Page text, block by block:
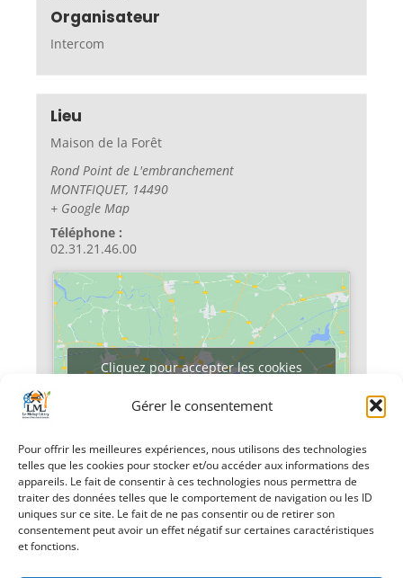
Gérer le consentement
Pour offrir les meilleures expériences, nous utilisons des technologies
telles que les cookies pour stocker et/ou accéder aux informations des
appareils. Le fait de consentir à ces technologies nous permettra de
traiter des données telles que le comportement de navigation ou les ID
uniques sur ce site. Le fait de ne pas consentir ou de retirer son
consentement peut avoir un effet négatif sur certaines caractéristiques
et fonctions.
Organisateur
Intercom
Lieu
Maison de la Forêt
Rond Point de L'embranchement
MONTFIQUET, 14490
+ Google Map
Téléphone :
02.31.21.46.00
Cliquez pour accepter les cookies
«Racontez-nous
votre forêt
Permanence